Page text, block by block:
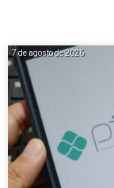
7 de agosto de 2026